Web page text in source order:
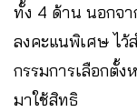
ทั้ง 4 ด้าน นอกจ
ลงคะแนพิเศษ ไว้
กรรมการเลือกตั้
มาใช้สิทธิ